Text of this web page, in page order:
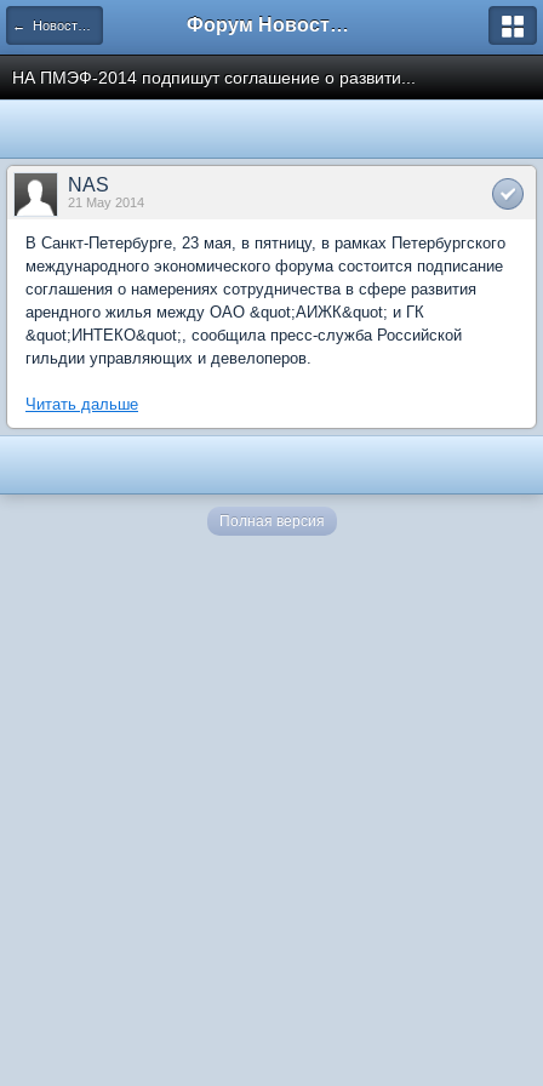
← Новости рынка недвижимости Форум Новостройки
НА ПМЭФ-2014 подпишут соглашение о развити...
NAS
21 May 2014
В Санкт-Петербурге, 23 мая, в пятницу, в рамках Петербургского
международного экономического форума состоится подписание
соглашения о намерениях сотрудничества в сфере развития
арендного жилья между ОАО &quot;АИЖК&quot; и ГК
&quot;ИНТЕКО&quot;, сообщила пресс-служба Российской
гильдии управляющих и девелоперов.
Читать дальше
Полная версия